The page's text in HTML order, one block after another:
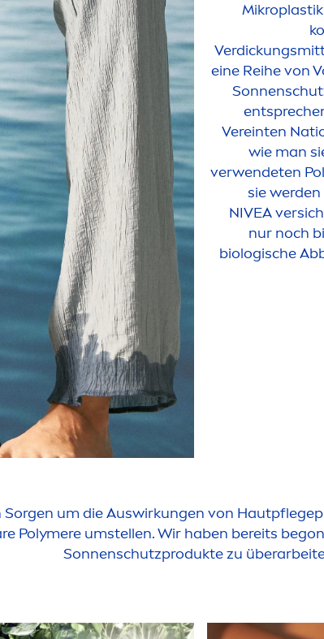
eine Reihe von
Vereinten
wie man
verwendeten
sie
NIVEA
nur noch
biologische
Sorgen um die Auswirkungen von
Polymere umstellen. Wir haben bereits
Sonnenschutzprodukte zu